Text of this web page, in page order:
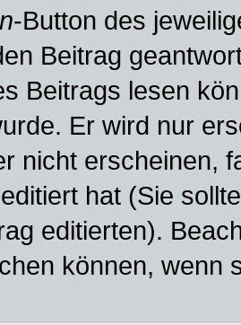
-Button des
Beitrag
Beitrags lesen
Er wird nur
nicht erscheinen,
hat (Sie
editierten).
können, wenn